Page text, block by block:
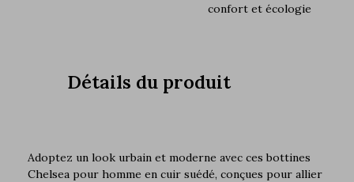
confort et écologie
Détails du produit
Adoptez un look urbain et moderne avec ces bottines
Chelsea pour homme en cuir suédé, conçues pour allier